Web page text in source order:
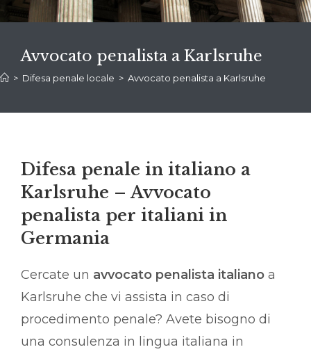
Avvocato penalista a Karlsruhe
> Difesa penale locale > Avvocato penalista a Karlsruhe
Difesa penale in italiano a
Karlsruhe – Avvocato
penalista per italiani in
Germania
Cercate un avvocato penalista italiano a
Karlsruhe che vi assista in caso di
procedimento penale? Avete bisogno di
una consulenza in lingua italiana in